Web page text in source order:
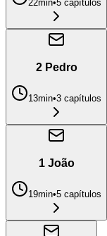
22min•5 capítulos
2 Pedro
13min•3 capítulos
1 João
19min•5 capítulos